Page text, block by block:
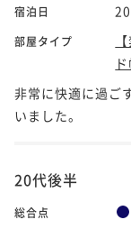
宿泊日
部屋タイプ
非常に快適に過ご
いました。
20代後半
総合点